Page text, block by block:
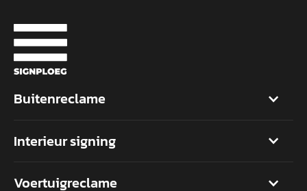
Buitenreclame
Interieur signing
Voertuigreclame